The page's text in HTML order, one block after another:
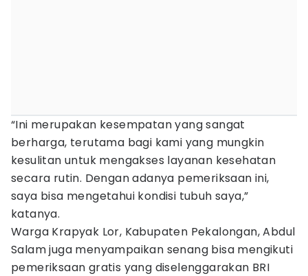
“Ini merupakan kesempatan yang sangat
berharga, terutama bagi kami yang mungkin
kesulitan untuk mengakses layanan kesehatan
secara rutin. Dengan adanya pemeriksaan ini,
saya bisa mengetahui kondisi tubuh saya,”
katanya.
Warga Krapyak Lor, Kabupaten Pekalongan, Abdul
Salam juga menyampaikan senang bisa mengikuti
pemeriksaan gratis yang diselenggarakan BRI